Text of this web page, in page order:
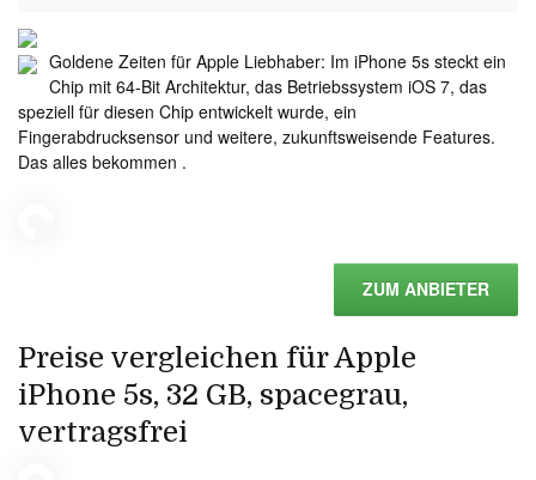
Goldene Zeiten für Apple Liebhaber: Im iPhone 5s steckt ein
Chip mit 64-Bit Architektur, das Betriebssystem iOS 7, das
speziell für diesen Chip entwickelt wurde, ein
Fingerabdrucksensor und weitere, zukunftsweisende Features.
Das alles bekommen .
ZUM ANBIETER
Preise vergleichen für Apple
iPhone 5s, 32 GB, spacegrau,
vertragsfrei